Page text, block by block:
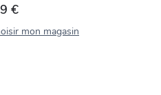
€
mon magasin